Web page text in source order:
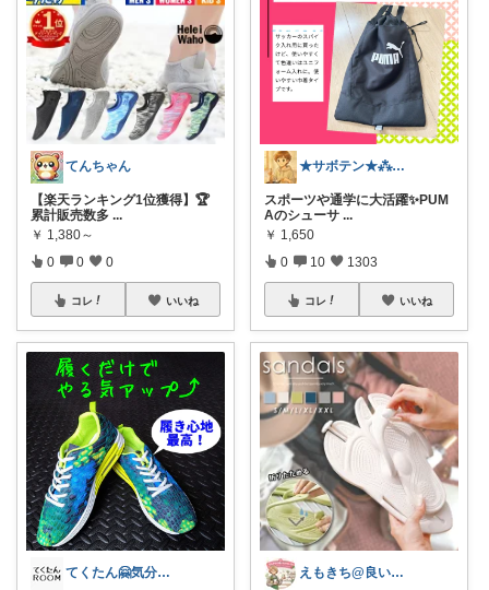
てんちゃん
【楽天ランキング1位獲得】🏆
累計販売数多 ...
￥ 1,380～
0 0 0
コレ いいね
てくたん🤗気分がアガる⤴インテリア雑貨
★サボテン★⁂主婦がほしいものを紹介⁂
スポーツや通学に大活躍✨PUM
Aのシューサ ...
￥ 1,650
0 10 1303
コレ いいね
えもきち@良いものセレクト